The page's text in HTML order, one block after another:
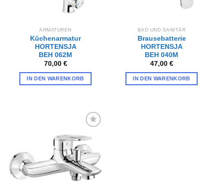
ARMATUREN
Küchenarmatur
HORTENSJA
BEH 062M
70,00 €
IN DEN WARENKORB
BAD UND SANITÄR
Brausebatterie
HORTENSJA
BEH 040M
47,00 €
IN DEN WARENKORB
Zur
Wunschliste
hinzufügen